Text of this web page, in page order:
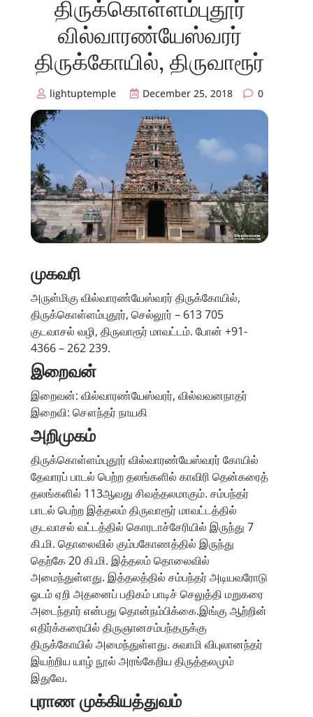
திருக்கொள்ளம்புதூர்
வில்வாரண்யேஸ்வரர்
திருக்கோயில், திருவாரூர்
lightuptemple December 25, 2018 0
முகவரி
அருள்மிகு வில்வாரண்யேஸ்வரர் திருக்கோயில்,
திருக்கொள்ளம்புதூர், செல்லூர் – 613 705
குடவாசல் வழி, திருவாரூர் மாவட்டம். போன் +91-
4366 – 262 239.
இறைவன்
இறைவன்: வில்வாரண்யேஸ்வரர், வில்வவனநாதர்
இறைவி: சௌந்தர் நாயகி
அறிமுகம்
திருக்கொள்ளம்புதூர் வில்வாரண்யேஸ்வரர் கோயில்
தேவாரப் பாடல் பெற்ற தலங்களில் காவிரி தென்கரைத்
தலங்களில் 113ஆவது சிவத்தலமாகும். சம்பந்தர்
பாடல் பெற்ற இத்தலம் திருவாரூர் மாவட்டத்தில்
குடவாசல் வட்டத்தில் கொரடாச்சேரியில் இருந்து 7
கி.மி. தொலைவில் கும்பகோணத்தில் இருந்து
தெற்கே 20 கி.மி. இத்தலம் தொலைவில்
அமைந்துள்ளது. இத்தலத்தில் சம்பந்தர் அடியவரோடு
ஓடம் ஏறி அதனைப் பதிகம் பாடிச் செலுத்தி மறுகரை
அடைந்தார் என்பது தொன்நம்பிக்கை.இங்கு ஆற்றின்
எதிர்க்கரையில் திருஞானசம்பந்தருக்கு
திருக்கோயில் அமைந்துள்ளது. சுவாமி விபுலானந்தர்
இயற்றிய யாழ் நூல் அரங்கேறிய திருத்தலமும்
இதுவே.
புராண முக்கியத்துவம்